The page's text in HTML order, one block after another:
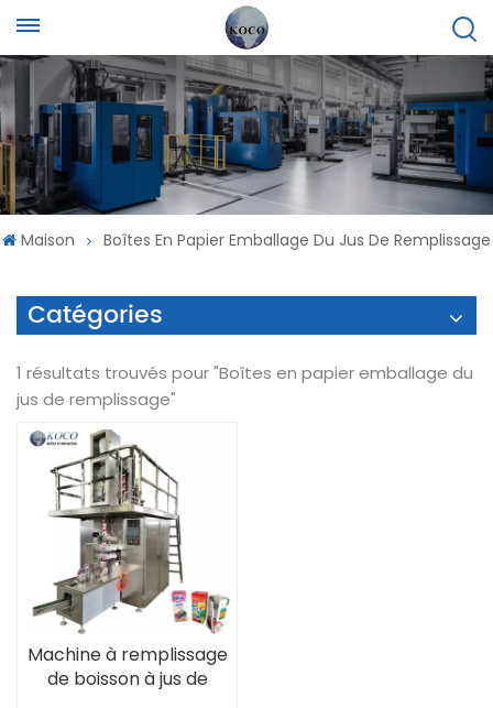
Maison Boîtes En Papier Emballage Du Jus De Remplissage
Catégories
1 résultats trouvés pour "Boîtes en papier emballage du
jus de remplissage"
Machine à remplissage
de boisson à jus de